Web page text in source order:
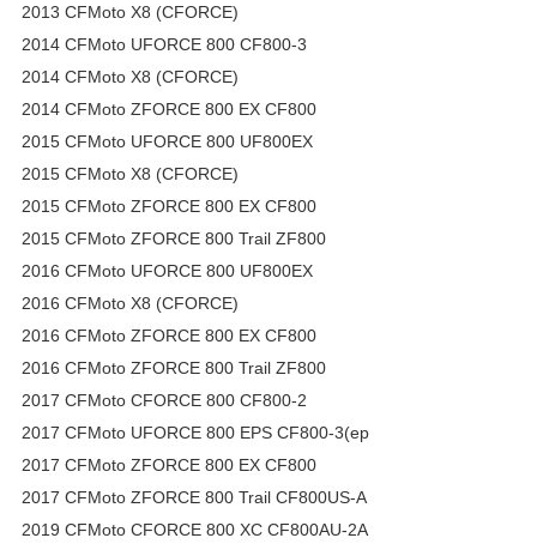
2013 CFMoto X8 (CFORCE)
2014 CFMoto UFORCE 800 CF800-3
2014 CFMoto X8 (CFORCE)
2014 CFMoto ZFORCE 800 EX CF800
2015 CFMoto UFORCE 800 UF800EX
2015 CFMoto X8 (CFORCE)
2015 CFMoto ZFORCE 800 EX CF800
2015 CFMoto ZFORCE 800 Trail ZF800
2016 CFMoto UFORCE 800 UF800EX
2016 CFMoto X8 (CFORCE)
2016 CFMoto ZFORCE 800 EX CF800
2016 CFMoto ZFORCE 800 Trail ZF800
2017 CFMoto CFORCE 800 CF800-2
2017 CFMoto UFORCE 800 EPS CF800-3(ep
2017 CFMoto ZFORCE 800 EX CF800
2017 CFMoto ZFORCE 800 Trail CF800US-A
2019 CFMoto CFORCE 800 XC CF800AU-2A